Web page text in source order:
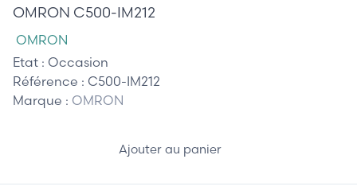
OMRON C500-IM212
OMRON
Etat : Occasion
Référence : C500-IM212
Marque : OMRON
Ajouter au panier